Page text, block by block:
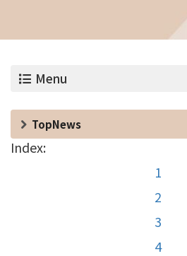
Menu
TopNews
Index:
1
2
3
4